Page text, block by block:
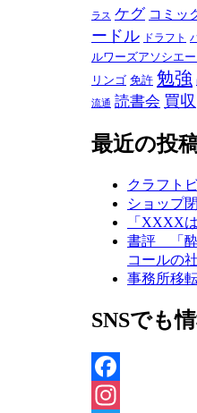
ラス ケグ コミッ
ードル ドラフト
ルワーズアソシエ
リンゴ 免許 勉強
流通 読書会 買収
最近の投
クラフト
ショップ
「XXXX
書評 「酔
コールの
事務所移
SNSでも
Facebook